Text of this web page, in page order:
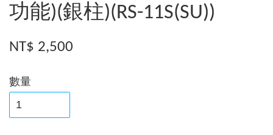
功能)(銀柱)(RS-11S(SU))
NT$ 2,500
數量